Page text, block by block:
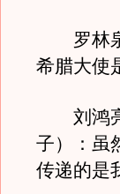
罗林泉
希腊大使
刘鸿亮
子）：虽
传递的是